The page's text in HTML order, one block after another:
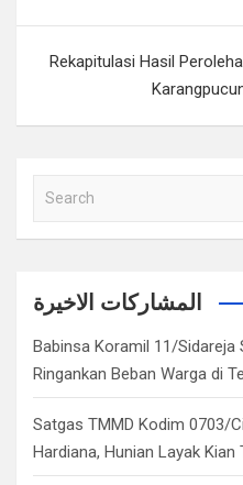
Rekapitulasi Hasil
a
c
المشاركات الاخيرة
Babinsa Koramil 11/Sidareja
Ringankan Beban Warga di
Satgas TMMD Kodim 0703/
Hardiana, Hunian Layak Kian